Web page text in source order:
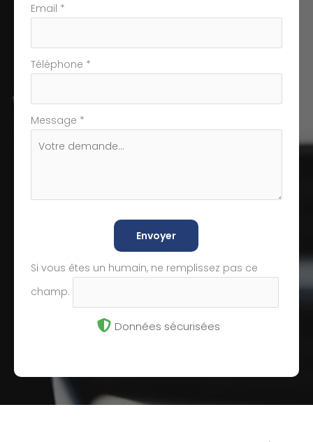
Email *
Téléphone *
Message *
Envoyer
Si vous êtes un humain, ne remplissez pas ce
champ.
Données sécurisées